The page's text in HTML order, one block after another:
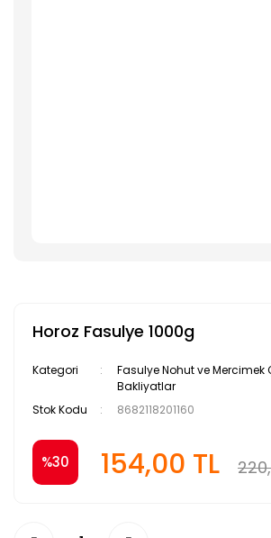
Horoz Fasulye 1000g
Kategori Fasulye Nohut ve Mercimek
Bakliyatlar
Stok Kodu
8682118201160
%30 154,00 TL